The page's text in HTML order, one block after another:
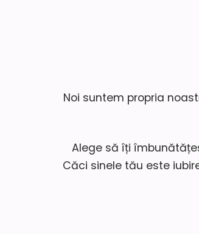
Noi suntem propria
Alege să îți
Căci sinele tău este